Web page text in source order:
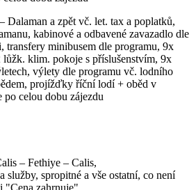
Dalaman a zpět vč. let. tax a poplatků,
kabinové a odbavené zavazadlo dle
transfery minibusem dle programu, 9x
klim. pokoje s příslušenstvím, 9x
výlety dle programu vč. lodního
projížďky říční lodí + oběd v
celou dobu zájezdu
– Fethiye – Calis,
služby, spropitné a vše ostatní, co není
"Cena zahrnuje"